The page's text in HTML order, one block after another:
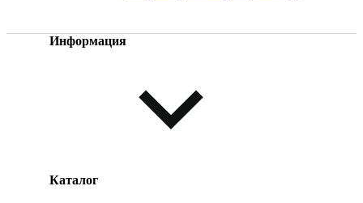
Информация
Каталог